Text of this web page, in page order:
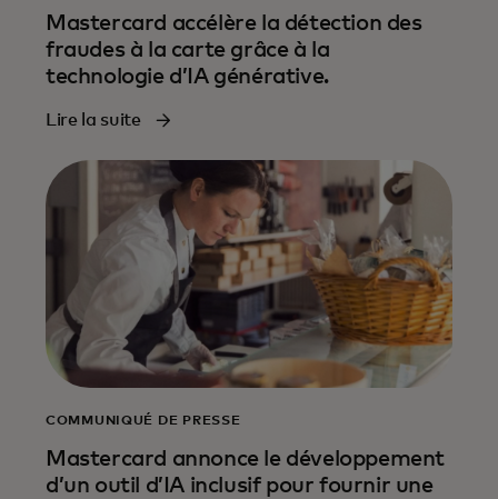
Mastercard accélère la détection des
fraudes à la carte grâce à la
technologie d’IA générative.
Lire la suite
COMMUNIQUÉ DE PRESSE
Mastercard annonce le développement
d’un outil d’IA inclusif pour fournir une